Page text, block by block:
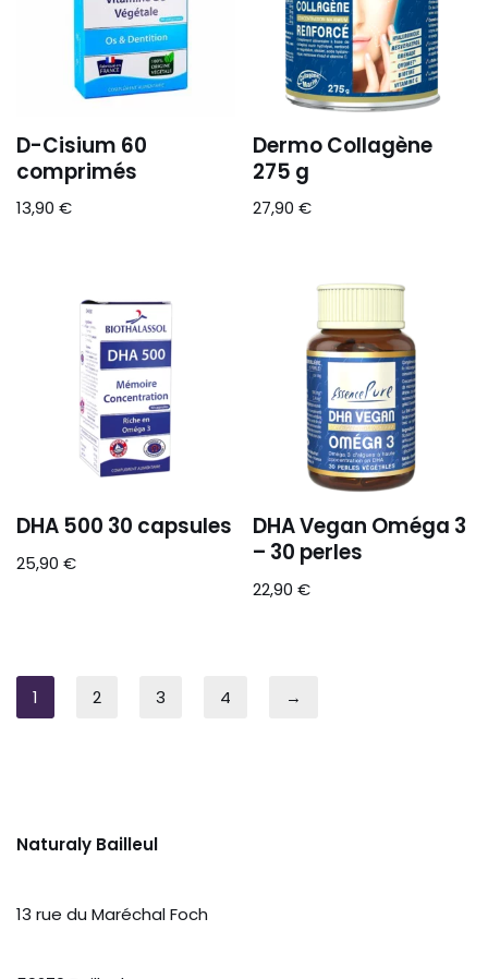
D-Cisium 60
comprimés
13,90 €
Dermo Collagène
275 g
27,90€
DHA 500 30 capsules
25,90 €
DHA Vegan Oméga 3
– 30 perles
22,90€
1 2 3 4 →
Naturaly Bailleul
13 rue du Maréchal Foch